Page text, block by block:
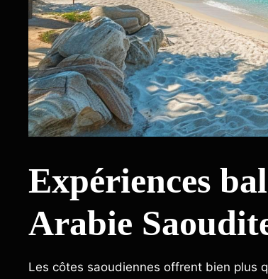
Expériences
Arabie
Les côtes saoudiennes offrent bien plus